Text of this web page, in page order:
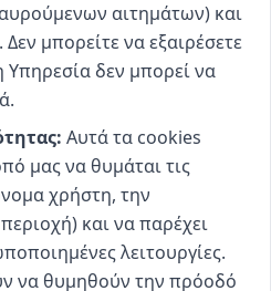
αιτημάτων) και
μπορείτε να εξαιρέσετε
δεν μπορεί να
Αυτά τα cookies
μας να θυμάται τις
χρήστη, την
και να παρέχει
λειτουργίες.
να θυμηθούν την πρόοδό